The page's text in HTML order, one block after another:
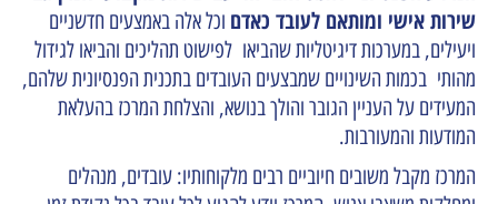
שירות אישי ומותאם לעובד כאדם וכל אלה באמצעים חדשניים
ויעילים, במערכות דיגיטליות שהביאו לפישוט תהליכים והביאו לגידול
מהותי בכמות השינויים שמבצעים העובדים בתכנית הפנסיונית שלהם,
המעידים על העניין הגובר והולך בנושא, והצלחת המרכז בהעלאת
המודעות והמעורבות.
המרכז מקבל משובים חיוביים רבים מלקוחותיו: עובדים, מנהלים